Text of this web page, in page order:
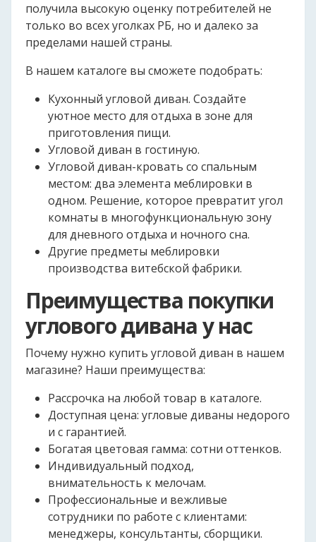
получила высокую оценку потребителей не
только во всех уголках РБ, но и далеко за
пределами нашей страны.
В нашем каталоге вы сможете подобрать:
Кухонный угловой диван. Создайте
уютное место для отдыха в зоне для
приготовления пищи.
Угловой диван в гостиную.
Угловой диван-кровать со спальным
местом: два элемента меблировки в
одном. Решение, которое превратит угол
комнаты в многофункциональную зону
для дневного отдыха и ночного сна.
Другие предметы меблировки
производства витебской фабрики.
Преимущества покупки
углового дивана у нас
Почему нужно купить угловой диван в нашем
магазине? Наши преимущества:
Рассрочка на любой товар в каталоге.
Доступная цена: угловые диваны недорого
и с гарантией.
Богатая цветовая гамма: сотни оттенков.
Индивидуальный подход,
внимательность к мелочам.
Профессиональные и вежливые
сотрудники по работе с клиентами:
менеджеры, консультанты, сборщики.